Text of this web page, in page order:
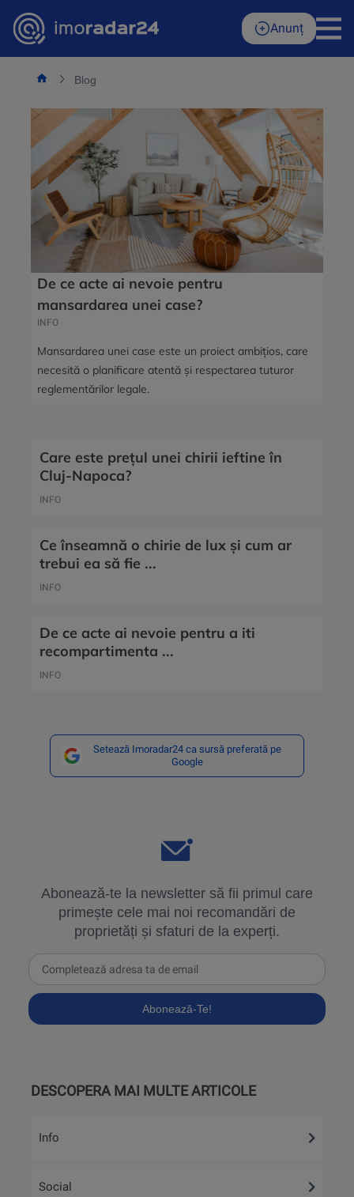
content
Anunț
Blog
De ce acte ai nevoie pentru
mansardarea unei case?
INFO
Mansardarea unei case este un proiect ambițios, care
necesită o planificare atentă și respectarea tuturor
reglementărilor legale.
Care este prețul unei chirii ieftine în
Cluj-Napoca?
INFO
Ce înseamnă o chirie de lux și cum ar
trebui ea să fie ...
INFO
De ce acte ai nevoie pentru a iti
recompartimenta ...
INFO
Setează Imoradar24 ca sursă preferată pe
Google
Abonează-te la newsletter să fii primul care
primește cele mai noi recomandări de
proprietăți și sfaturi de la experți.
Abonează-Te!
DESCOPERA MAI MULTE ARTICOLE
Info
Social